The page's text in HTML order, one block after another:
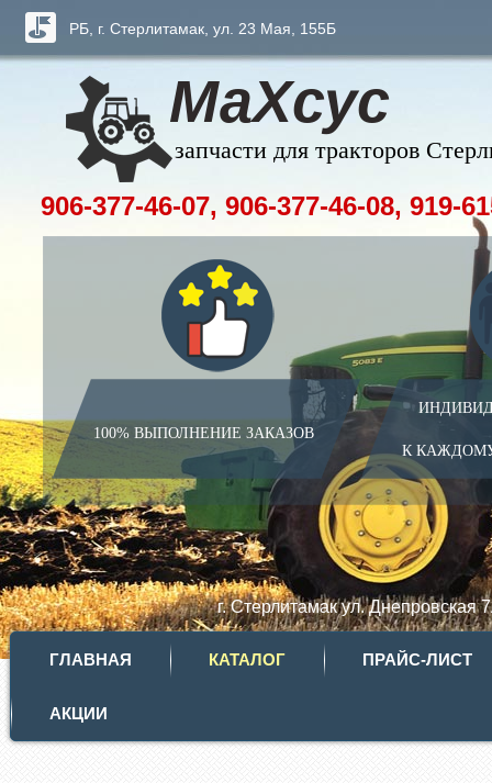
МаХсус
запчасти для тракторов
100% ВЫПОЛНЕНИЕ ЗАКАЗОВ
К
РБ, г. Стерлитамак, ул. 23 Мая, 155Б
г. Стерлитамак ул. Днепровская
906-377-46-07, 906-377-46-08, 919-
ГЛАВНАЯ КАТАЛОГ ПРАЙС-ЛИСТ
АКЦИИ